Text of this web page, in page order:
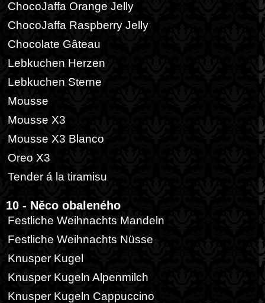
ChocoJaffa Orange Jelly
ChocoJaffa Raspberry Jelly
Chocolate Gâteau
Lebkuchen Herzen
Lebkuchen Sterne
Mousse
Mousse X3
Mousse X3 Blanco
Oreo X3
Tender á la tiramisu
10 - Něco obaleného
Festliche Weihnachts Mandeln
Festliche Weihnachts Nüsse
Knusper Kugel
Knusper Kugeln Alpenmilch
Knusper Kugeln Cappuccino